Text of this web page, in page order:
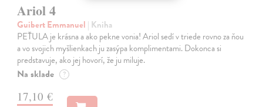
Ariol 4
Guibert Emmanuel | Kniha
PEŤULA je krásna a ako pekne vonia! Ariol sedí v triede rovno za ňou
a vo svojich myšlienkach ju zasýpa komplimentami. Dokonca si
predstavuje, ako jej hovorí, že ju miluje.
Na sklade ?
17,10 €